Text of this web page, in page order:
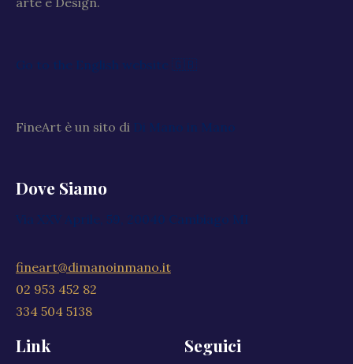
Go to the English website 🇬🇧
FineArt è un sito di Di Mano in Mano
Dove Siamo
Via XXV Aprile, 59, 20040 Cambiago MI
fineart@dimanoinmano.it
02 953 452 82
334 504 5138
Link Seguici